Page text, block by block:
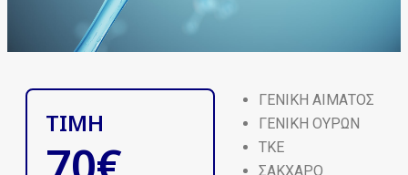
ΤΙΜΗ
ΓΕΝΙΚΗ ΑΙΜΑΤΟΣ
ΓΕΝΙΚΗ ΟΥΡΩΝ
ΤΚΕ
ΣΑΚΧΑΡΟ